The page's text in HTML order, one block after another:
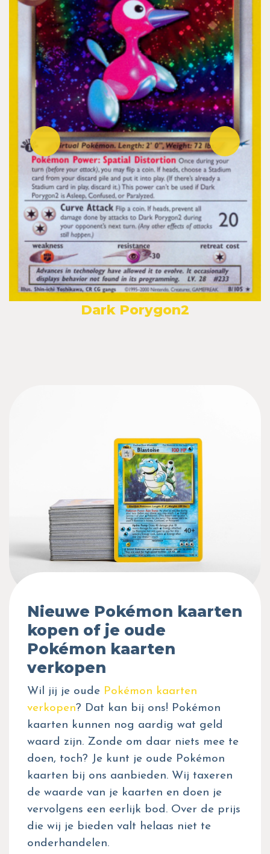
Dark Porygon2
Nieuwe Pokémon kaarten
kopen of je oude
Pokémon kaarten
verkopen
Wil jij je oude Pokémon kaarten
verkopen? Dat kan bij ons! Pokémon
kaarten kunnen nog aardig wat geld
waard zijn. Zonde om daar niets mee te
doen, toch? Je kunt je oude Pokémon
kaarten bij ons aanbieden. Wij taxeren
de waarde van je kaarten en doen je
vervolgens een eerlijk bod. Over de prijs
die wij je bieden valt helaas niet te
onderhandelen.